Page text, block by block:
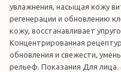
увлажнения, насыщая кожу
регенерации и обновлению
кожу, восстанавливает
Концентрированная
обновления и свежести,
рельеф. Показания Для лица.